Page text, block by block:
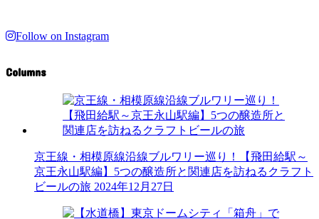
Follow on Instagram
Columns
京王線・相模原線沿線ブルワリー巡り！【飛田給駅～
京王永山駅編】5つの醸造所と関連店を訪ねるクラフト
ビールの旅 2024年12月27日